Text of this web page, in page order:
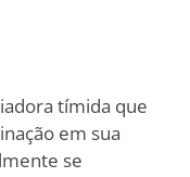
tímida que
em sua
se